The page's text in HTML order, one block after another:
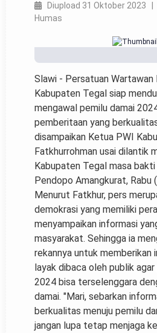
Diupload 31 Oktober 2023 |
Humas
Slawi - Persatuan Wartawan
Kabupaten Tegal siap
mengawal pemilu damai
pemberitaan yang
disampaikan Ketua PWI
Fatkhurrohman usai dilantik
Kabupaten Tegal masa
Pendopo Amangkurat,
Menurut Fatkhur, pers
demokrasi yang memiliki
menyampaikan informasi
masyarakat. Sehingga ia
rekannya untuk memberikan
layak dibaca oleh publik
2024 bisa terselenggara
damai. "Mari, sebarkan
berkualitas menuju pemilu
jangan lupa tetap menjaga